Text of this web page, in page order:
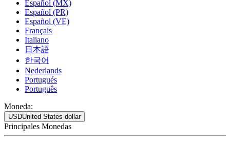
Español (MX)
Español (PR)
Español (VE)
Français
Italiano
日本語
한국어
Nederlands
Portugués
Português
Moneda:
USDUnited States dollar
Principales Monedas